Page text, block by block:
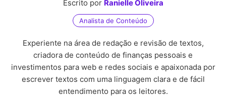
Escrito por Ranielle Oliveira
Analista de Conteúdo
Experiente na área de redação e revisão de textos,
criadora de conteúdo de finanças pessoais e
investimentos para web e redes sociais e apaixonada por
escrever textos com uma linguagem clara e de fácil
entendimento para os leitores.